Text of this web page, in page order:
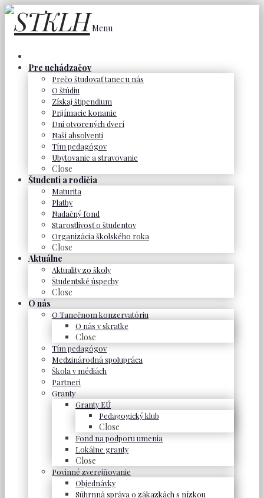
Menu
Pre uchádzačov
Prečo študovať tanec u nás
O štúdiu
Získaj štipendium
Prijímacie konanie
Dni otvorených dverí
Naši absolventi
Tím pedagógov
Ubytovanie a stravovanie
Close
Študenti a rodičia
Maturita
Platby
Nadačný fond
Starostlivosť o študentov
Organizácia školského roka
Close
Aktuálne
Aktuality zo školy
Študentské úspechy
Close
O nás
O Tanečnom konzervatóriu
O nás v skratke
Close
Tím pedagógov
Medzinárodná spolupráca
Škola v médiách
Partneri
Granty
Granty EÚ
Pedagogický klub
Close
Fond na podporu umenia
Lokálne granty
Close
Povinné zverejňovanie
Objednávky
Súhrnná správa o zákazkách s nízkou